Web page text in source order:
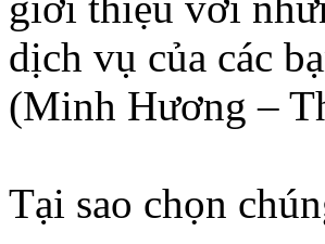
dịch vụ của các
(Minh Hương –
Tại sao chọn